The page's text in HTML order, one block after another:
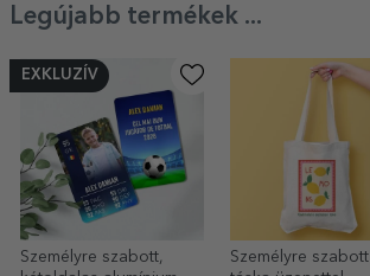
Legújabb termékek ...
EXKLUZÍV
Személyre szabott,
Személyre szabott